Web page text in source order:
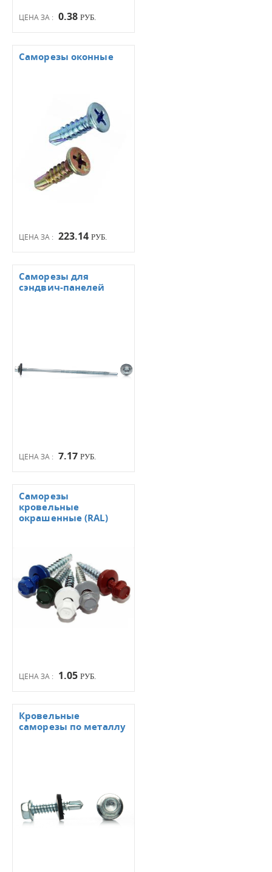
ЦЕНА ЗА : 0.38 РУБ.
ЦЕНА ЗА : 223.14 РУБ.
Саморезы оконные
ЦЕНА ЗА : 7.17 РУБ.
Саморезы для
сэндвич-панелей
ЦЕНА ЗА : 1.05 РУБ.
Саморезы
кровельные
окрашенные (RAL)
Кровельные
саморезы по металлу